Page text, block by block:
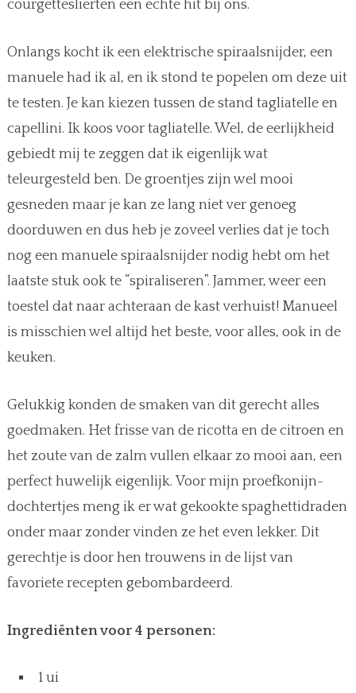
courgetteslierten een echte hit bij ons.
Onlangs kocht ik een elektrische spiraalsnijder, een
manuele had ik al, en ik stond te popelen om deze uit
te testen. Je kan kiezen tussen de stand tagliatelle en
capellini. Ik koos voor tagliatelle. Wel, de eerlijkheid
gebiedt mij te zeggen dat ik eigenlijk wat
teleurgesteld ben. De groentjes zijn wel mooi
gesneden maar je kan ze lang niet ver genoeg
doorduwen en dus heb je zoveel verlies dat je toch
nog een manuele spiraalsnijder nodig hebt om het
laatste stuk ook te “spiraliseren”. Jammer, weer een
toestel dat naar achteraan de kast verhuist! Manueel
is misschien wel altijd het beste, voor alles, ook in de
keuken.
Gelukkig konden de smaken van dit gerecht alles
goedmaken. Het frisse van de ricotta en de citroen en
het zoute van de zalm vullen elkaar zo mooi aan, een
perfect huwelijk eigenlijk. Voor mijn proefkonijn-
dochtertjes meng ik er wat gekookte spaghettidraden
onder maar zonder vinden ze het even lekker. Dit
gerechtje is door hen trouwens in de lijst van
favoriete recepten gebombardeerd.
Ingrediënten voor 4 personen:
1 ui